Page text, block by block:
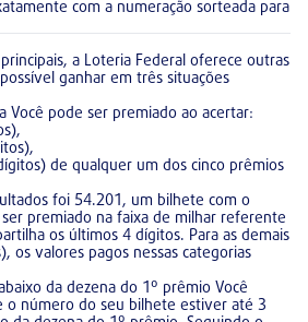
com a numeração sorteada para
a Loteria Federal oferece outras
ganhar em três situações
Você pode ser premiado ao acertar:
de qualquer um dos cinco prêmios
foi 54.201, um bilhete com o
premiado na faixa de milhar referente
os últimos 4 dígitos. Para as demais
os valores pagos nessas categorias
da dezena do 1º prêmio Você
o número do seu bilhete estiver até 3